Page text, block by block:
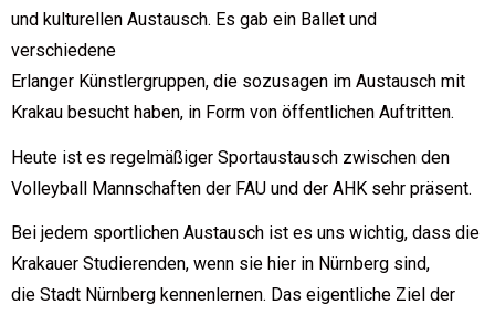
und kulturellen Austausch. Es gab ein Ballet und
verschiedene
Erlanger Künstlergruppen, die sozusagen im Austausch mit
Krakau besucht haben, in Form von öffentlichen Auftritten.
Heute ist es regelmäßiger Sportaustausch zwischen den
Volleyball Mannschaften der FAU und der AHK sehr präsent.
Bei jedem sportlichen Austausch ist es uns wichtig, dass die
Krakauer Studierenden, wenn sie hier in Nürnberg sind,
die Stadt Nürnberg kennenlernen. Das eigentliche Ziel der